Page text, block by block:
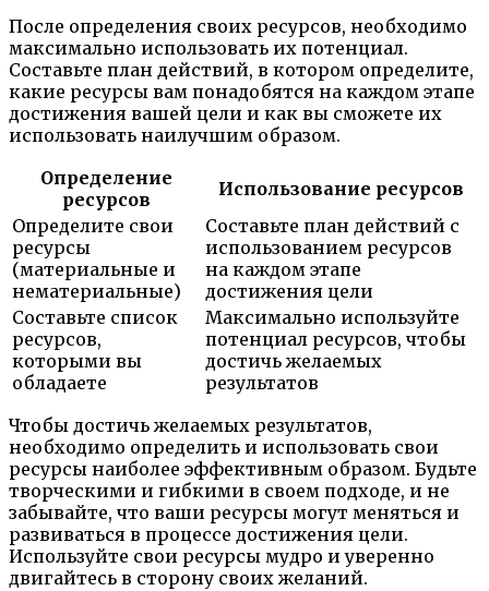
После определения своих ресурсов, необходимо
максимально использовать их потенциал.
Составьте план действий, в котором определите,
какие ресурсы вам понадобятся на каждом этапе
достижения вашей цели и как вы сможете их
использовать наилучшим образом.
Определение
ресурсов
Использование ресурсов
Определите свои
ресурсы
(материальные и
нематериальные)
Составьте план действий с
использованием ресурсов
на каждом этапе
достижения цели
Составьте список
ресурсов,
которыми вы
обладаете
Максимально используйте
потенциал ресурсов, чтобы
достичь желаемых
результатов
Чтобы достичь желаемых результатов,
необходимо определить и использовать свои
ресурсы наиболее эффективным образом. Будьте
творческими и гибкими в своем подходе, и не
забывайте, что ваши ресурсы могут меняться и
развиваться в процессе достижения цели.
Используйте свои ресурсы мудро и уверенно
двигайтесь в сторону своих желаний.